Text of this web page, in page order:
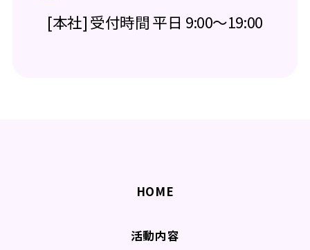
[本社] 受付時間 平日 9:00～19:00
HOME
活動内容